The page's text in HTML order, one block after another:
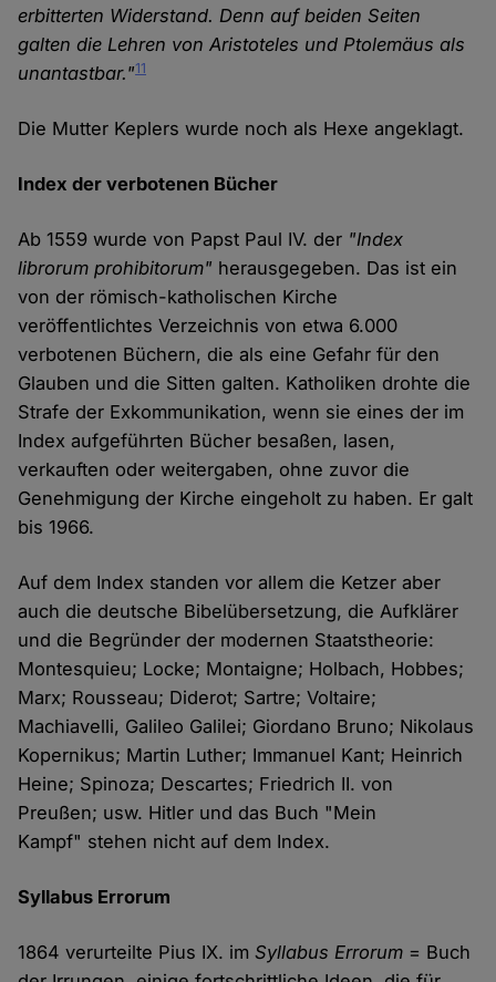
erbitterten Widerstand. Denn auf beiden Seiten
galten die Lehren von Aristoteles und Ptolemäus als
unantastbar."11
Die Mutter Keplers wurde noch als Hexe angeklagt.
Index der verbotenen Bücher
Ab 1559 wurde von Papst Paul IV. der "Index
librorum prohibitorum" herausgegeben. Das ist ein
von der römisch-katholischen Kirche
veröffentlichtes Verzeichnis von etwa 6.000
verbotenen Büchern, die als eine Gefahr für den
Glauben und die Sitten galten. Katholiken drohte die
Strafe der Exkommunikation, wenn sie eines der im
Index aufgeführten Bücher besaßen, lasen,
verkauften oder weitergaben, ohne zuvor die
Genehmigung der Kirche eingeholt zu haben. Er galt
bis 1966.
Auf dem Index standen vor allem die Ketzer aber
auch die deutsche Bibelübersetzung, die Aufklärer
und die Begründer der modernen Staatstheorie:
Montesquieu; Locke; Montaigne; Holbach, Hobbes;
Marx; Rousseau; Diderot; Sartre; Voltaire;
Machiavelli, Galileo Galilei; Giordano Bruno; Nikolaus
Kopernikus; Martin Luther; Immanuel Kant; Heinrich
Heine; Spinoza; Descartes; Friedrich II. von
Preußen; usw. Hitler und das Buch "Mein
Kampf" stehen nicht auf dem Index.
Syllabus Errorum
1864 verurteilte Pius IX. imSyllabus Errorum = Buch